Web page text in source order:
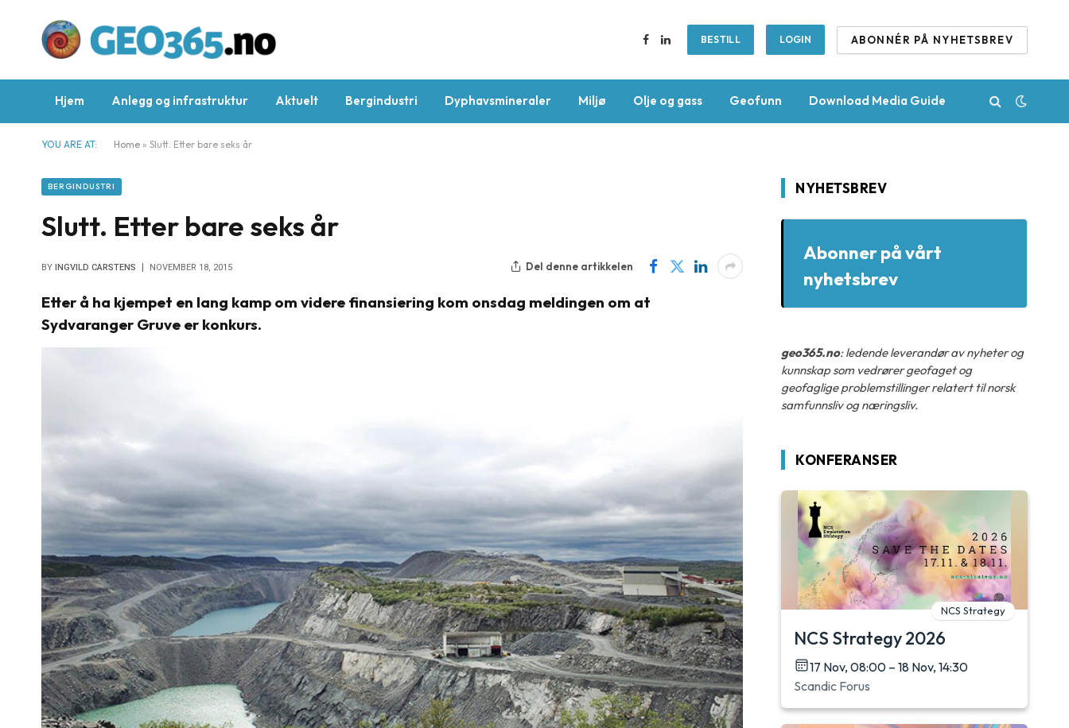
Facebook
LinkedInBESTILL LOGIN ABONNÉR PÅ NYHETSBREV
Hjem Anlegg og infrastruktur Aktuelt Bergindustri Dyphavsmineraler Miljø Olje og gass Geofunn Download Media Guide
YOU ARE AT: Home » Slutt. Etter bare seks år
BERGINDUSTRI
Slutt. Etter bare seks år
BY INGVILD CARSTENS NOVEMBER 18, 2015 Del denne artikkelen
Etter å ha kjempet en lang kamp om videre finansiering kom onsdag meldingen om at
Sydvaranger Gruve er konkurs.
NYHETSBREV
Abonner på vårt
nyhetsbrev
geo365.no: ledende leverandør av nyheter og
kunnskap som vedrører geofaget og
geofaglige problemstillinger relatert til norsk
samfunnsliv og næringsliv.
KONFERANSER
NCS Strategy
NCS Strategy 2026
17 Nov, 08:00 – 18 Nov, 14:30
Scandic Forus